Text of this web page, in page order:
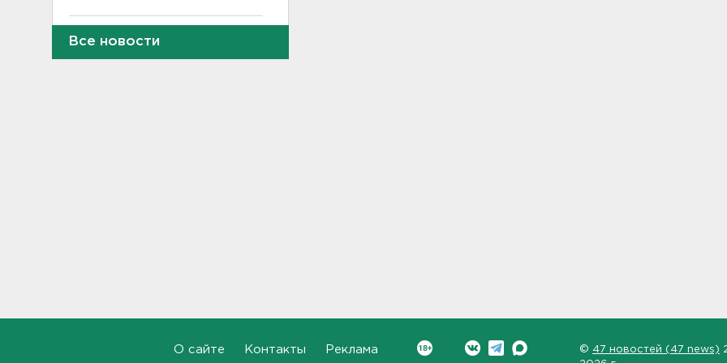
В Гатчине два
спецтранспорта не поделили
дорогу
Все новости
О сайте Контакты Реклама © 47 новостей (47 news)